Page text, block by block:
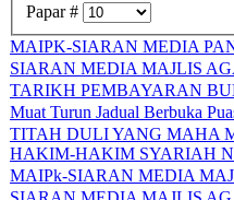
Papar #
MAIPK-SIARAN MEDIA
SIARAN MEDIA MAJLIS
TARIKH PEMBAYARAN
Muat Turun Jadual Berbuka
TITAH DULI YANG MAHA
HAKIM-HAKIM SYARIAH
MAIPk-SIARAN MEDIA